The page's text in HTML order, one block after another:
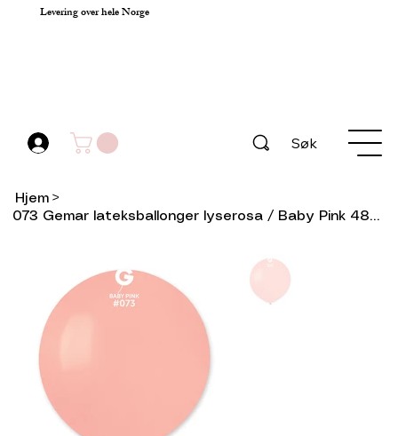
Levering over hele Norge
Søk
Hjem >
073 Gemar lateksballonger lyserosa / Baby Pink 48cm(10pk)